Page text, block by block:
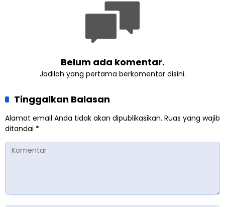
Belum ada komentar.
Jadilah yang pertama berkomentar disini.
Tinggalkan Balasan
Alamat email Anda tidak akan dipublikasikan. Ruas yang wajib
ditandai *